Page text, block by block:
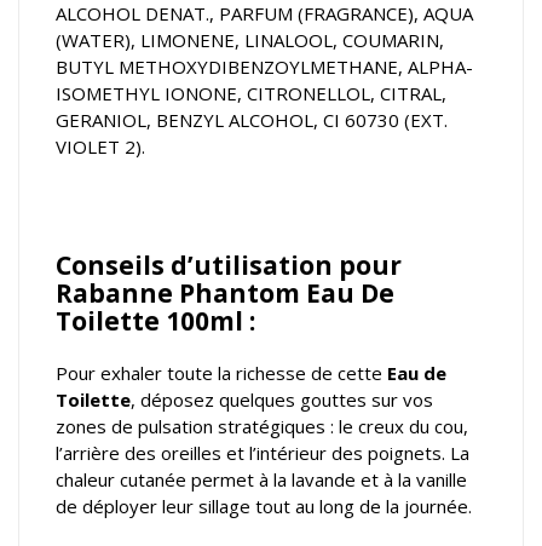
ALCOHOL DENAT., PARFUM (FRAGRANCE), AQUA
(WATER), LIMONENE, LINALOOL, COUMARIN,
BUTYL METHOXYDIBENZOYLMETHANE, ALPHA-
ISOMETHYL IONONE, CITRONELLOL, CITRAL,
GERANIOL, BENZYL ALCOHOL, CI 60730 (EXT.
VIOLET 2).
Conseils d’utilisation pour
Rabanne Phantom Eau De
Toilette 100ml :
Pour exhaler toute la richesse de cette Eau de
Toilette, déposez quelques gouttes sur vos
zones de pulsation stratégiques : le creux du cou,
l’arrière des oreilles et l’intérieur des poignets. La
chaleur cutanée permet à la lavande et à la vanille
de déployer leur sillage tout au long de la journée.